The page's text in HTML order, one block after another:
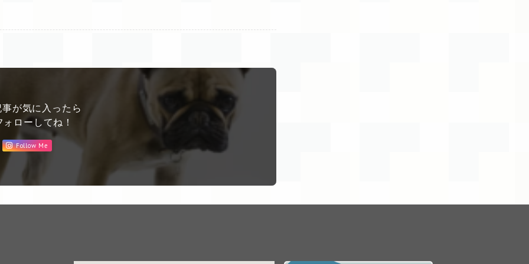
が気に入ったら
ローしてね！
Follow Me